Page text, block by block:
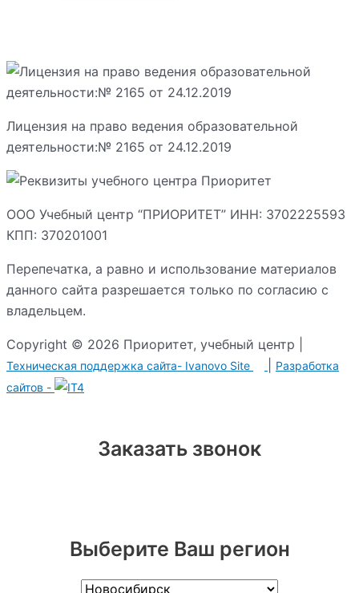
Лицензия на право ведения образовательной
деятельности:№ 2165 от 24.12.2019
ООО Учебный центр “ПРИОРИТЕТ” ИНН: 3702225593
КПП: 370201001
Перепечатка, а равно и использование материалов
данного сайта разрешается только по согласию с
владельцем.
Copyright © 2026 Приоритет, учебный центр |
Техническая поддержка сайта- Ivanovo Site |
Разработка сайтов -
Заказать звонок
Выберите Ваш регион